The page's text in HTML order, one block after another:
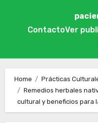
ContactoVer
Home
Prácticas
Remedios herbales
cultural y beneficios para